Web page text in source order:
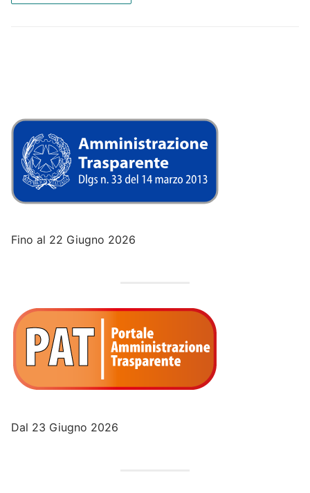
Fino al 22 Giugno 2026
Dal 23 Giugno 2026